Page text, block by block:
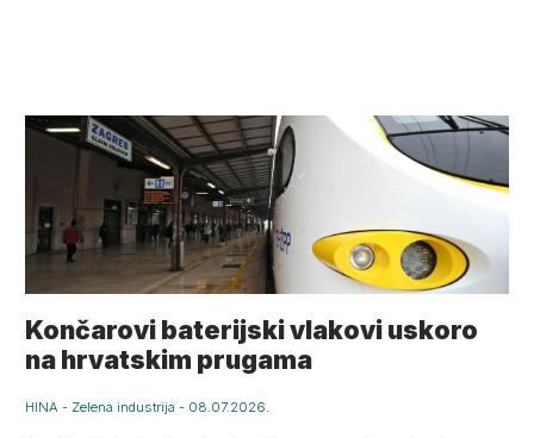
Končarovi baterijski vlakovi uskoro
na hrvatskim prugama
HINA - Zelena industrija - 08.07.2026.